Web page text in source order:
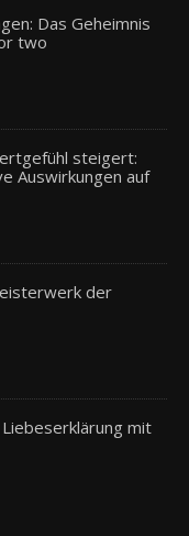
Das Geheimnis
two
steigert:
Auswirkungen auf
der
mit